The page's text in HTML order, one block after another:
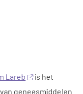
Lareb
is het
geneesmiddelen